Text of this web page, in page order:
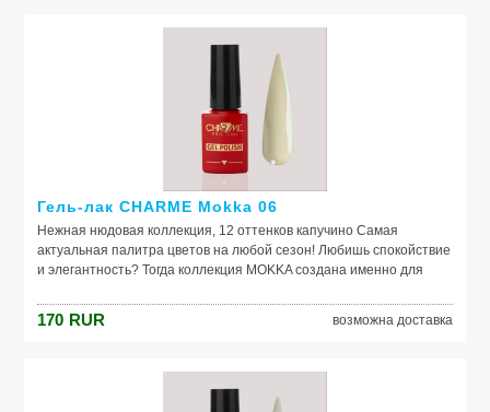
Гель-лак CHARME Mokka 06
Нежная нюдовая коллекция, 12 оттенков капучино Самая
актуальная палитра цветов на любой сезон! Любишь спокойствие
и элегантность? Тогда коллекция MOKKA создана именно для
нанесение
170 RUR возможна доставка